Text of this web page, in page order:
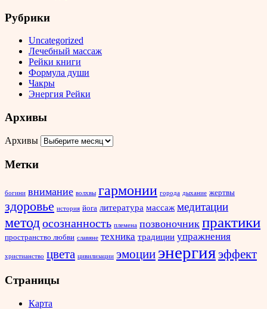
Рубрики
Uncategorized
Лечебный массаж
Рейки книги
Формула души
Чакры
Энергия Рейки
Архивы
Архивы
Метки
богини внимание волхвы гармонии города дыхание жертвы
здоровье история йога литература массаж медитации
методосознанность племена позвоночник практики
пространство любви славяне техника традиции упражнения
христианство цвета цивилизации эмоции энергияэффект
Страницы
Карта